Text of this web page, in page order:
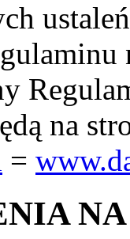
na
=